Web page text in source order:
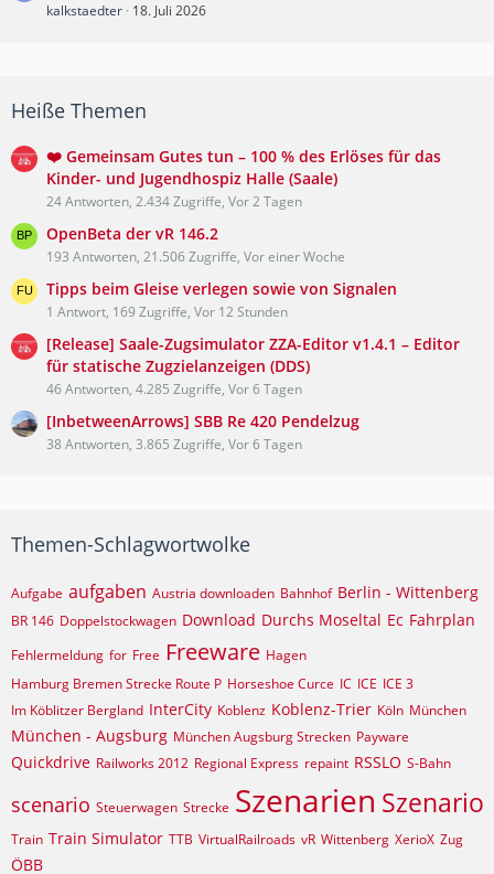
kalkstaedter 18. Juli 2026
Heiße Themen
❤️ Gemeinsam Gutes tun – 100 % des Erlöses für das
Kinder- und Jugendhospiz Halle (Saale)
24 Antworten, 2.434 Zugriffe, Vor 2 Tagen
OpenBeta der vR 146.2
193 Antworten, 21.506 Zugriffe, Vor einer Woche
Tipps beim Gleise verlegen sowie von Signalen
1 Antwort, 169 Zugriffe, Vor 12 Stunden
[Release] Saale-Zugsimulator ZZA-Editor v1.4.1 – Editor
für statische Zugzielanzeigen (DDS)
46 Antworten, 4.285 Zugriffe, Vor 6 Tagen
[InbetweenArrows] SBB Re 420 Pendelzug
38 Antworten, 3.865 Zugriffe, Vor 6 Tagen
Themen-Schlagwortwolke
Aufgabe aufgaben Austria downloaden Bahnhof Berlin - Wittenberg
BR 146 Doppelstockwagen Download Durchs Moseltal Ec Fahrplan
Fehlermeldung for Free Freeware Hagen
Hamburg Bremen Strecke Route P Horseshoe Curce IC ICE ICE 3
Im Köblitzer Bergland InterCity Koblenz Koblenz-Trier Köln München
München - Augsburg München Augsburg Strecken Payware
Quickdrive Railworks 2012 Regional Express repaint RSSLO S-Bahn
scenario Steuerwagen Strecke Szenarien Szenario
Train Train Simulator TTB VirtualRailroads vR Wittenberg XerioX Zug
ÖBB